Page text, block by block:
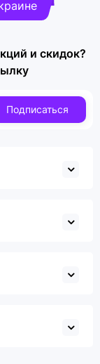
и скидок?
Подписаться